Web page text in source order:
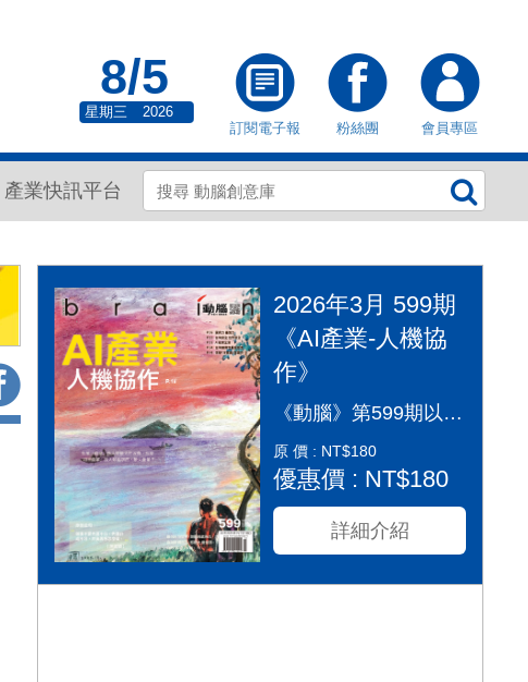
8/5
星期三
2026
訂閱電子報
粉絲團 會員專區
產業快訊平台
2026年3月 599期
《AI產業-人機協
作》
《動腦》第599期以「AI產業：人機協作」為封面故事，探討AI從「造夢期」邁入「落地應用」的關鍵變革。本期深入剖析2026年AI產業全景，涵蓋代理型AI（Agentic AI）如何重塑顧客旅程、企業導入實戰指南及風險治理。透過專家觀點，解構從智慧金融到行銷流程的自動化轉型，並探討「人機協作」模式下，行銷人如何從軟體操作者轉變為AI指揮官，在矽基與碳基共存的時代，將算力轉化為驅動企業長期成長的關鍵動能，打造更有溫度的未來生活。
原 價 : NT$180
優惠價 : NT$180
詳細介紹